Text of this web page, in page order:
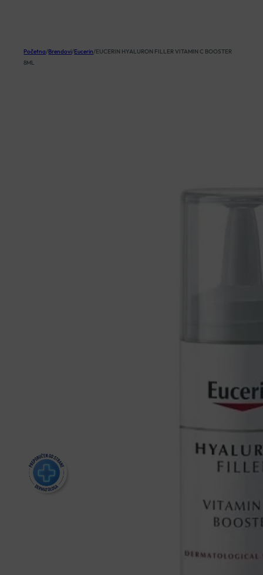
Početna/Brendovi/Eucerin/EUCERIN HYALURON FILLER VITAMIN C BOOSTER
8ML